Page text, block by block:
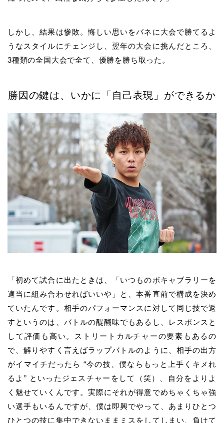
しかし、結果は惨敗。悔しい思いをバネに大会で勝てるよ
うなスタイルにチェンジし、翌年の大会に挑んだところ、
3種類の全国大会で全て、優勝を勝ち取った。
勝因の鍵は、いかに「自己表現」ができるか
「初めて試合に出たときは、「いつものボキャブラリーを
適当に組み合わせればいいや」と、本番直前で構成を決め
ていたんです。相手のパフォーマンスに対して同じ技で返
すというのは、バトルの醍醐味でもあるし、レスポンスと
して評価も高い。ストリートカルチャーの要素もあるの
で、解りやすく言えばラップバトルのように、相手の出方
がイマイチだったら “今の技、僕ならもっと上手くキメれ
るよ” といったジェスチャーをして（笑）、自分をよりよ
く魅せていくんです。実際にそれが得意でめちゃくちゃ強
い選手もいるんですが、僕は即興でやって、あまりひとつ
ひとつの技に集中できないままミスをしてしまい、負けて